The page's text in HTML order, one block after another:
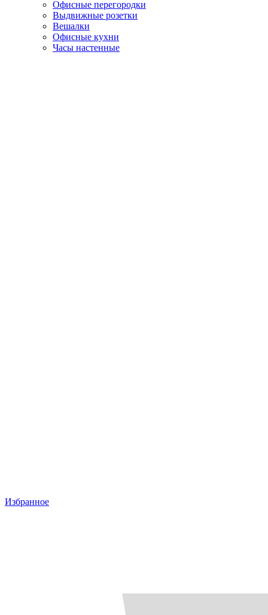
Офисные перегородки
Выдвижные розетки
Вешалки
Офисные кухни
Часы настенные
Избранное